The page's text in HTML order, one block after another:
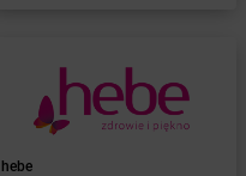
hebe